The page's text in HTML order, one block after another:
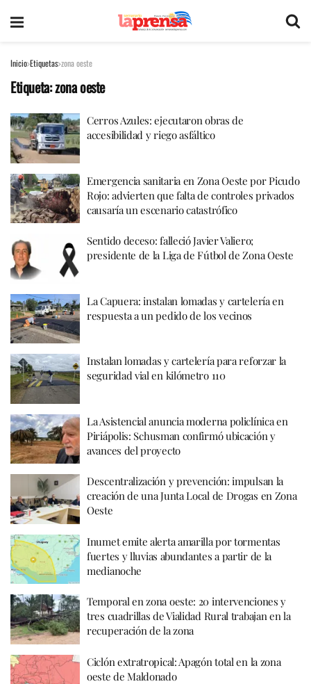
Inicio Etiquetas zona oeste
Etiqueta:zona oeste
Cerros Azules: ejecutaron obras de
accesibilidad y riego asfáltico
Emergencia sanitaria en Zona Oeste por Picudo
Rojo: advierten que falta de controles privados
causaría un escenario catastrófico
Sentido deceso: falleció Javier Valiero;
presidente de la Liga de Fútbol de Zona Oeste
La Capuera: instalan lomadas y cartelería en
respuesta a un pedido de los vecinos
Instalan lomadas y cartelería para reforzar la
seguridad vial en kilómetro 110
La Asistencial anuncia moderna policlínica en
Piriápolis: Schusman confirmó ubicación y
avances del proyecto
Descentralización y prevención: impulsan la
creación de una Junta Local de Drogas en Zona
Oeste
Inumet emite alerta amarilla por tormentas
fuertes y lluvias abundantes a partir de la
medianoche
Temporal en zona oeste: 20 intervenciones y
tres cuadrillas de Vialidad Rural trabajan en la
recuperación de la zona
Ciclón extratropical: Apagón total en la zona
oeste de Maldonado